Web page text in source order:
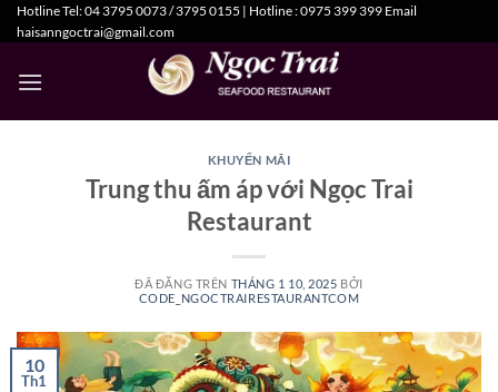
Chuyển
đến
nội
dung
Hotline Tel: 04 3795 0073 / 3795 0155 | Hotline : 0975 399 399 Email
haisanngoctrai@gmail.com
KHUYẾN MÃI
Trung thu ấm áp với Ngọc Trai
Restaurant
ĐÃ ĐĂNG TRÊN THÁNG 1 10, 2025 BỞI
CODE_NGOCTRAIRESTAURANTCOM
10
Th1